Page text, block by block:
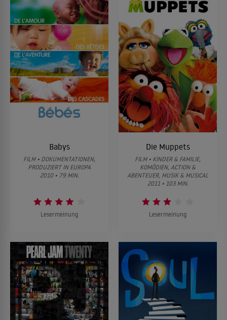
Babys
FILM • DOKUMENTATIONEN,
PRODUZIERT IN EUROPA
2010 • 79 MIN.
Lesermeinung
Die Muppets
FILM • KINDER & FAMILIE,
KOMÖDIEN, ACTION &
ABENTEUER, MUSIK & MUSICAL
2011 • 103 MIN.
Lesermeinung